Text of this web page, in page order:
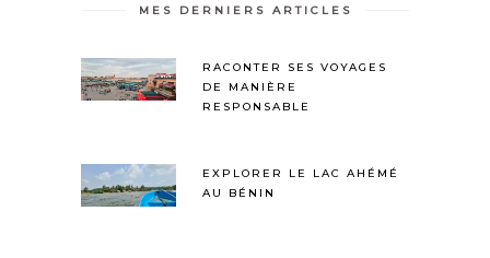
MES DERNIERS ARTICLES
RACONTER SES VOYAGES
DE MANIÈRE
RESPONSABLE
EXPLORER LE LAC AHÉMÉ
AU BÉNIN